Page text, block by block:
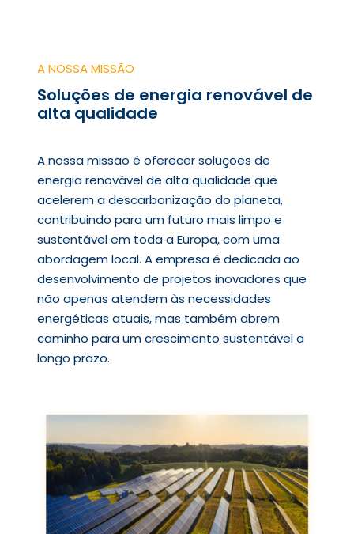
A NOSSA MISSÃO
Soluções de energia renovável de
alta qualidade
A nossa missão é oferecer soluções de
energia renovável de alta qualidade que
acelerem a descarbonização do planeta,
contribuindo para um futuro mais limpo e
sustentável em toda a Europa, com uma
abordagem local. A empresa é dedicada ao
desenvolvimento de projetos inovadores que
não apenas atendem às necessidades
energéticas atuais, mas também abrem
caminho para um crescimento sustentável a
longo prazo.